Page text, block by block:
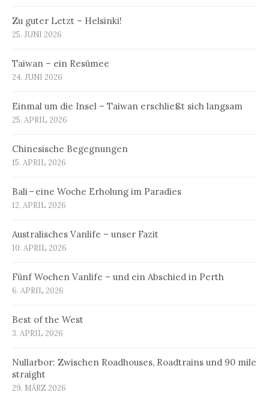
Zu guter Letzt – Helsinki!
25. JUNI 2026
Taiwan – ein Resümee
24. JUNI 2026
Einmal um die Insel – Taiwan erschließt sich langsam
25. APRIL 2026
Chinesische Begegnungen
15. APRIL 2026
Bali – eine Woche Erholung im Paradies
12. APRIL 2026
Australisches Vanlife – unser Fazit
10. APRIL 2026
Fünf Wochen Vanlife – und ein Abschied in Perth
6. APRIL 2026
Best of the West
3. APRIL 2026
Nullarbor: Zwischen Roadhouses, Roadtrains und 90 mile
straight
29. MÄRZ 2026